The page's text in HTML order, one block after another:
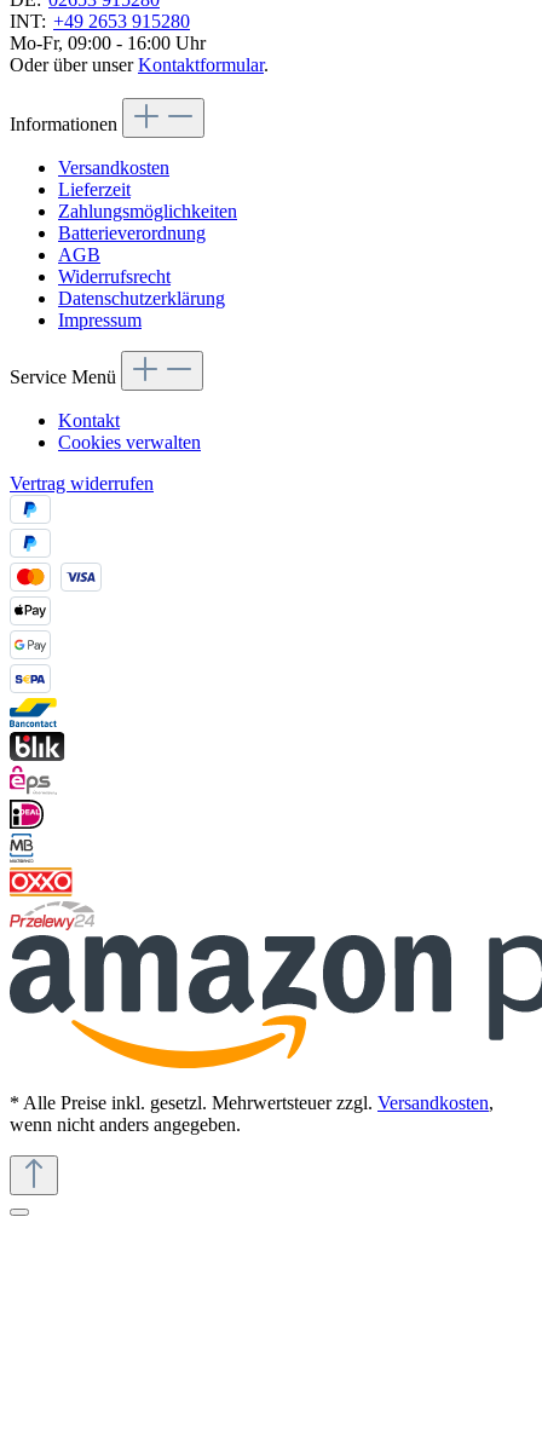
INT: +49 2653 915280
Mo-Fr, 09:00 - 16:00 Uhr
Oder über unserKontaktformular.
Informationen
Versandkosten
Lieferzeit
Zahlungsmöglichkeiten
Batterieverordnung
AGB
Widerrufsrecht
Datenschutzerklärung
Impressum
Service Menü
Kontakt
Cookies verwalten
Vertrag widerrufen
* Alle Preise inkl. gesetzl. Mehrwertsteuer zzgl. Versandkosten,
wenn nicht anders angegeben.